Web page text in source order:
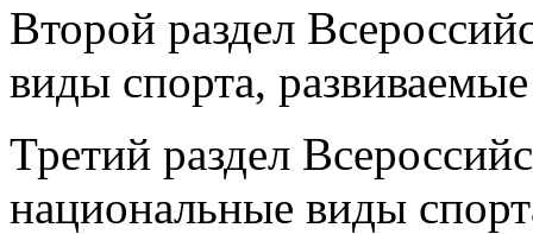
Второй раздел
виды спорта,
Третий раздел
национальные виды